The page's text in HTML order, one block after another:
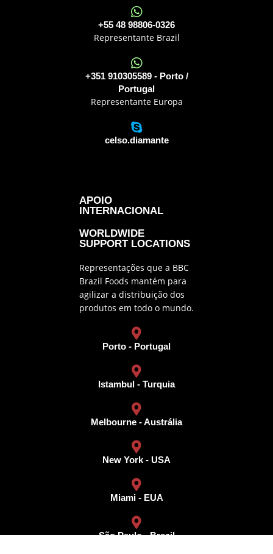
+55 48 98806-0326
Representante Brazil
+351 910305589 - Porto /
Portugal
Representante Europa
celso.diamante
APOIO
INTERNACIONAL
WORLDWIDE
SUPPORT LOCATIONS
Representações que a BBC
Brazil Foods mantém para
agilizar a distribuição dos
produtos em todo o mundo.
Porto - Portugal
Istambul - Turquia
Melbourne - Austrália
New York - USA
Miami - EUA
São Paulo - Brazil